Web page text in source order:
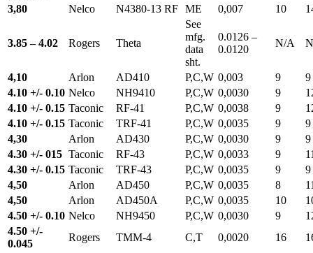
3,80
Nelco N4380-13 RF ME 0,007 10
3.85 – 4.02 Rogers Theta
See
mfg.
data
sht.
0.0126 –
0.0120
N/A
4,10 Arlon AD410 P,C,W 0,003 9
9
4.10 +/- 0.10 Nelco NH9410 P,C,W 0,0030 9
4.10 +/- 0.15 Taconic RF-41 P,C,W 0,0038 9
4.10 +/- 0.15 Taconic TRF-41 P,C,W 0,0035 9
9
4,30
Arlon AD430 P,C,W 0,0030 9
9
4.30 +/- 015 Taconic RF-43 P,C,W 0,0033 9
4.30 +/- 0.15 Taconic TRF-43 P,C,W 0,0035 9
9
4,50
Arlon AD450 P,C,W 0,0035 8
4,50
Arlon AD450A P,C,W 0,0035 10
4.50 +/- 0.10 Nelco NH9450 P,C,W 0,0030 9
4.50 +/-
0.045
Rogers TMM-4 C,T 0,0020 16